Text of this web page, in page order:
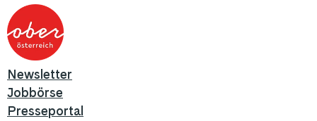
Newsletter
Jobbörse
Presseportal